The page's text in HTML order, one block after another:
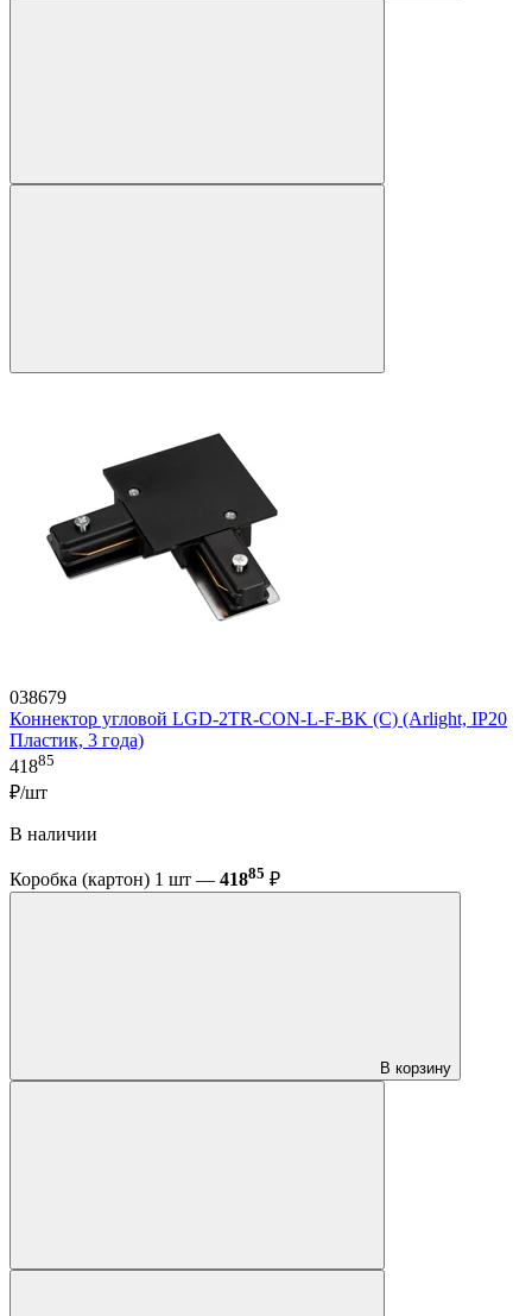
038679
Коннектор угловой LGD-2TR-CON-L-F-BK (C) (Arlight, IP20
Пластик, 3 года)
41885
₽/шт
В наличии
Коробка (картон) 1 шт — 41885 ₽
В корзину